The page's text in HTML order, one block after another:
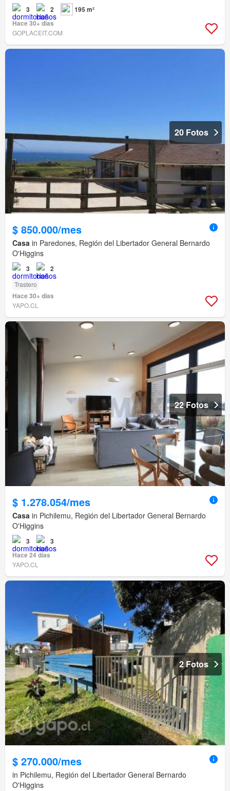
3 2
195 m²
Hace 30+ días
GOPLACEIT.COM
20 Fotos
$ 850.000/mes
Casa in Paredones, Región del Libertador General Bernardo
O'Higgins
3 2
Trastero
Hace 30+ días
YAPO.CL
22 Fotos
$ 1.278.054/mes
Casa in Pichilemu, Región del Libertador General Bernardo
O'Higgins
3
3
Hace 24 días
YAPO.CL
2 Fotos
$ 270.000/mes
in Pichilemu, Región del Libertador General Bernardo
O'Higgins